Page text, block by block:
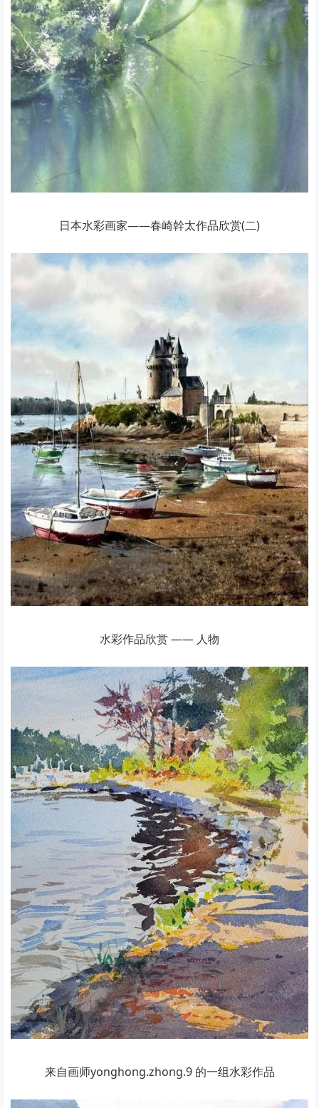
日本水彩画家——春崎幹太作品欣赏(二)
水彩作品欣赏 —— 人物
来自画师yonghong.zhong.9 的一组水彩作品